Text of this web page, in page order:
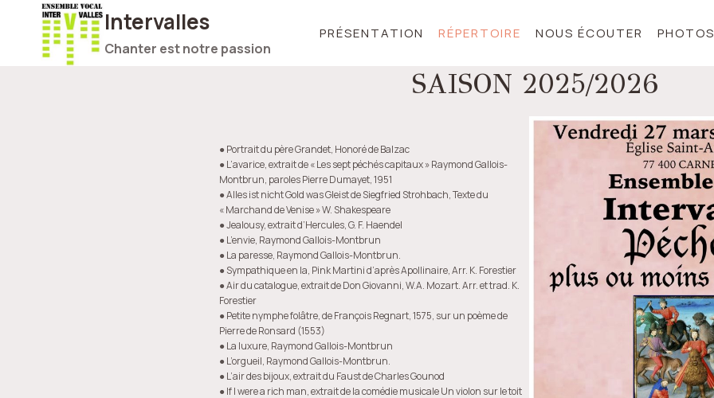
Intervalles
Chanter est notre passion
PRÉSENTATION RÉPERTOIRE NOUS ÉCOUTER PHOTOS
SAISON 2025/2026
● Portrait du père Grandet, Honoré de Balzac
● L’avarice, extrait de « Les sept péchés capitaux » Raymond Gallois-
Montbrun, paroles Pierre Dumayet, 1951
● Alles ist nicht Gold was Gleist de Siegfried Strohbach, Texte du
« Marchand de Venise » W. Shakespeare
● Jealousy, extrait d’Hercules, G. F. Haendel
● L’envie, Raymond Gallois-Montbrun
● La paresse, Raymond Gallois-Montbrun.
● Sympathique en la, Pink Martini d’après Apollinaire, Arr. K. Forestier
● Air du catalogue, extrait de Don Giovanni, W.A. Mozart. Arr. et trad. K.
Forestier
● Petite nymphe folâtre, de François Regnart, 1575, sur un poème de
Pierre de Ronsard (1553)
● La luxure, Raymond Gallois-Montbrun
● L’orgueil, Raymond Gallois-Montbrun.
● L’air des bijoux, extrait du Faust de Charles Gounod
● If I were a rich man, extrait de la comédie musicale Un violon sur le toit